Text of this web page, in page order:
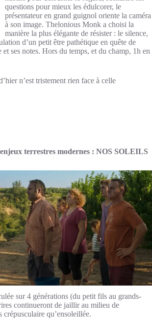
questions pour mieux les édulcorer, le
présentateur en grand guignol oriente la caméra
à son image. Thelonious Monk a choisi la
manière la plus élégante de résister : le silence,
d’un petit être pathétique en quête de
ses notes. Hors du temps, et du champ, 1h en
n’est tristement rien face à celle
terrestres modernes : NOS SOLEILS
sur 4 générations (du petit fils au grands-
continueront de jaillir au milieu de
crépusculaire qu’ensoleillée.